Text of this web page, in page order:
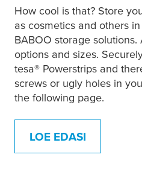
How cool is that? Store
as cosmetics and others
BABOO storage
options and sizes.
tesa® Powerstrips and
screws or ugly holes in
the following page.
LOE EDASI